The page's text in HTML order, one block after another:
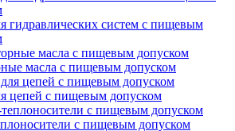
гидравлических систем с пищевым
масла с пищевым допуском
цепей с пищевым допуском
с пищевым допуском